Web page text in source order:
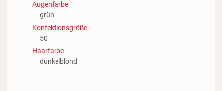
Augenfarbe
grün
Konfektionsgröße
50
Haarfarbe
dunkelblond